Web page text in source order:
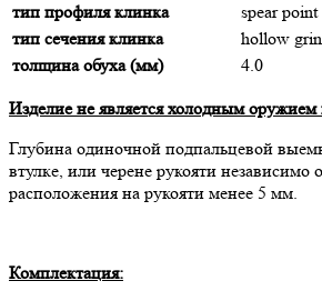
тип профиля клинка
spear point
тип сечения клинка
hollow
толщина обуха (мм)
4.0
Изделие не является холодным оружием
Глубина одиночной подпальцевой
втулке, или черене рукояти независимо
расположения на рукояти менее 5 мм.
Комплектация: